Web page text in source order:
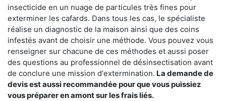
insecticide en un nuage de particules très fines pour
exterminer les cafards. Dans tous les cas, le spécialiste
réalise un diagnostic de la maison ainsi que des coins
infestés avant de choisir une méthode. Vous pouvez vous
renseigner sur chacune de ces méthodes et aussi poser
des questions au professionnel de désinsectisation avant
de conclure une mission d'extermination. La demande de
devis est aussi recommandée pour que vous puissiez
vous préparer en amont sur les frais liés.